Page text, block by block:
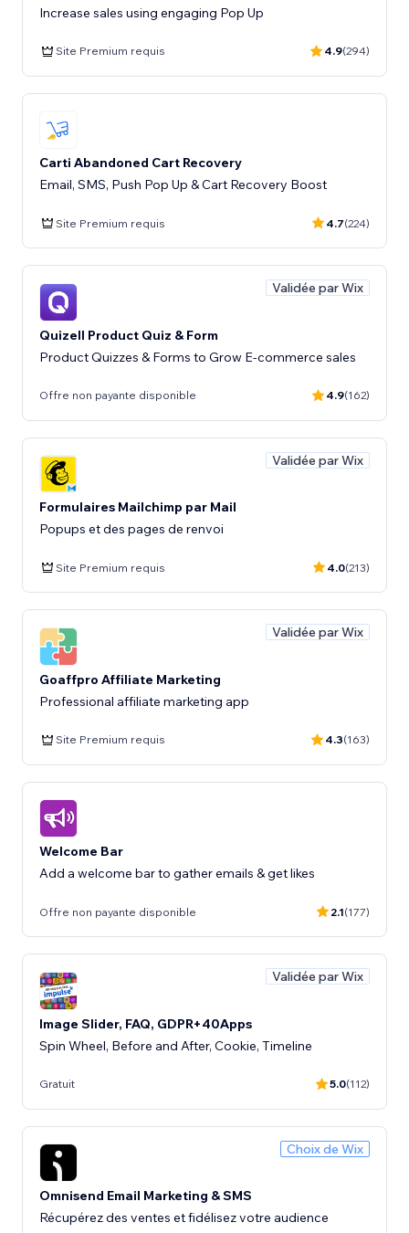
Increase sales using engaging Pop Up
Site Premium requis 4.9(294)
Carti Abandoned Cart Recovery
Email, SMS, Push Pop Up & Cart Recovery Boost
Site Premium requis 4.7(224)
Validée par Wix
Quizell Product Quiz & Form
Product Quizzes & Forms to Grow E-commerce sales
Offre non payante disponible 4.9(162)
Validée par Wix
Formulaires Mailchimp par Mail
Popups et des pages de renvoi
Site Premium requis 4.0(213)
Validée par Wix
Goaffpro Affiliate Marketing
Professional affiliate marketing app
Site Premium requis 4.3(163)
Welcome Bar
Add a welcome bar to gather emails & get likes
Offre non payante disponible 2.1(177)
Validée par Wix
Image Slider, FAQ, GDPR+40Apps
Spin Wheel, Before and After, Cookie, Timeline
Gratuit 5.0(112)
Choix de Wix
Omnisend Email Marketing & SMS
Récupérez des ventes et fidélisez votre audience